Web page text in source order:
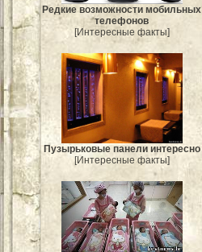
Редкие возможности мобильных
телефонов
[Интересные факты]
Пузырьковые панели интересно
[Интересные факты]